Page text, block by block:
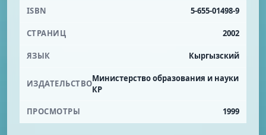
ISBN 5-655-01498-9
СТРАНИЦ 2002
ЯЗЫК Кыргызский
ИЗДАТЕЛЬСТВО
Министерство образования и науки
КР
ПРОСМОТРЫ 1999